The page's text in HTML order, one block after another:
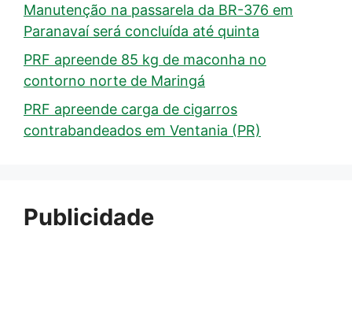
Manutenção na passarela da BR-376 em
Paranavaí será concluída até quinta
PRF apreende 85 kg de maconha no
contorno norte de Maringá
PRF apreende carga de cigarros
contrabandeados em Ventania (PR)
Publicidade